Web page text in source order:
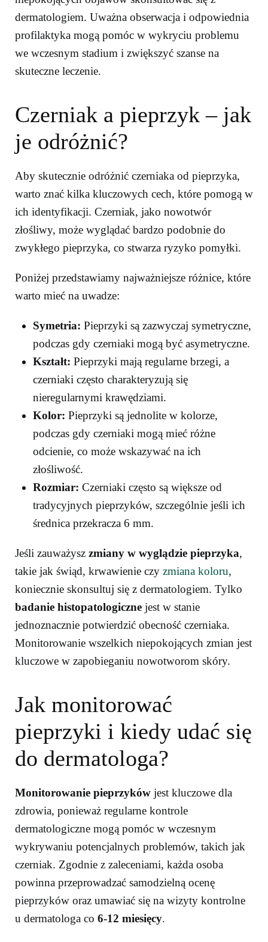
dermatologiem. Uważna obserwacja i odpowiednia
profilaktyka mogą pomóc w wykryciu problemu
we wczesnym stadium i zwiększyć szanse na
skuteczne leczenie.
Czerniak a pieprzyk – jak
je odróżnić?
Aby skutecznie odróżnić czerniaka od pieprzyka,
warto znać kilka kluczowych cech, które pomogą w
ich identyfikacji. Czerniak, jako nowotwór
złośliwy, może wyglądać bardzo podobnie do
zwykłego pieprzyka, co stwarza ryzyko pomyłki.
Poniżej przedstawiamy najważniejsze różnice, które
warto mieć na uwadze:
Symetria: Pieprzyki są zazwyczaj symetryczne,
podczas gdy czerniaki mogą być asymetryczne.
Kształt: Pieprzyki mają regularne brzegi, a
czerniaki często charakteryzują się
nieregularnymi krawędziami.
Kolor: Pieprzyki są jednolite w kolorze,
podczas gdy czerniaki mogą mieć różne
odcienie, co może wskazywać na ich
złośliwość.
Rozmiar: Czerniaki często są większe od
tradycyjnych pieprzyków, szczególnie jeśli ich
średnica przekracza 6 mm.
Jeśli zauważysz zmiany w wyglądzie pieprzyka,
takie jak świąd, krwawienie czy zmiana koloru,
koniecznie skonsultuj się z dermatologiem. Tylko
badanie histopatologiczne jest w stanie
jednoznacznie potwierdzić obecność czerniaka.
Monitorowanie wszelkich niepokojących zmian jest
kluczowe w zapobieganiu nowotworom skóry.
Jak monitorować
pieprzyki i kiedy udać się
do dermatologa?
Monitorowanie pieprzyków jest kluczowe dla
zdrowia, ponieważ regularne kontrole
dermatologiczne mogą pomóc w wczesnym
wykrywaniu potencjalnych problemów, takich jak
czerniak. Zgodnie z zaleceniami, każda osoba
powinna przeprowadzać samodzielną ocenę
pieprzyków oraz umawiać się na wizyty kontrolne
u dermatologa co 6-12 miesięcy.